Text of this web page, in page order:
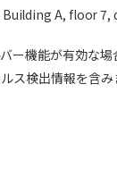
Building A, floor
ー機能が有効な場
ス検出情報を含